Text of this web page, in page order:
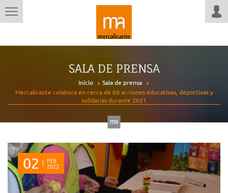
SALA DE PRENSA
Inicio
Sala de prensa
Mercalicante colabora en cerca de 60 acciones educativas, deportivas y
solidarias durante 2021
02 FEB
2022